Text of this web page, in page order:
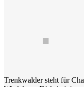
Trenkwalder steht für